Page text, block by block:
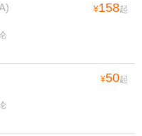
¥158起
¥50起